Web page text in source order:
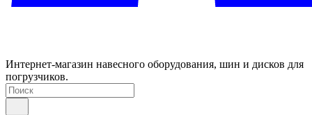
Интернет-магазин навесного оборудования, шин и дисков для
погрузчиков.